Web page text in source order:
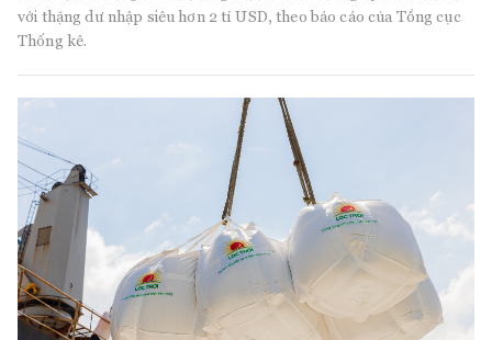
với thặng dư nhập siêu hơn 2 tỉ USD, theo báo cáo của Tổng cục
Thống kê.